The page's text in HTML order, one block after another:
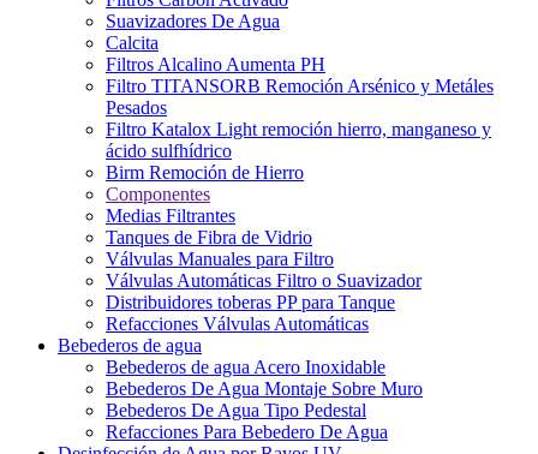
Suavizadores De Agua
Calcita
Filtros Alcalino Aumenta PH
Filtro TITANSORB Remoción Arsénico y Metáles
Pesados
Filtro Katalox Light remoción hierro, manganeso y
ácido sulfhídrico
Birm Remoción de Hierro
Componentes
Medias Filtrantes
Tanques de Fibra de Vidrio
Válvulas Manuales para Filtro
Válvulas Automáticas Filtro o Suavizador
Distribuidores toberas PP para Tanque
Refacciones Válvulas Automáticas
Bebederos de agua
Bebederos de agua Acero Inoxidable
Bebederos De Agua Montaje Sobre Muro
Bebederos De Agua Tipo Pedestal
Refacciones Para Bebedero De Agua